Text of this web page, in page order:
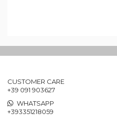
CUSTOMER CARE
+39 091 903627
WHATSAPP
+393351218059